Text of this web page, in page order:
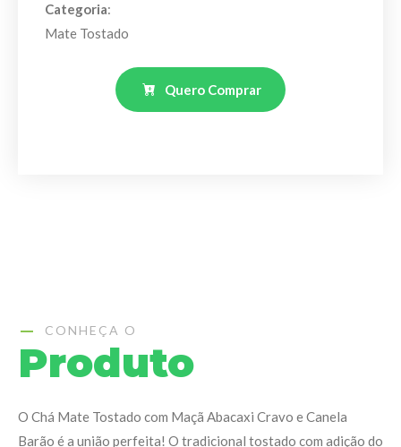
Categoria:
Mate Tostado
Quero Comprar
CONHEÇA O
Produto
O Chá Mate Tostado com Maçã Abacaxi Cravo e Canela
Barão é a união perfeita! O tradicional tostado com adição do